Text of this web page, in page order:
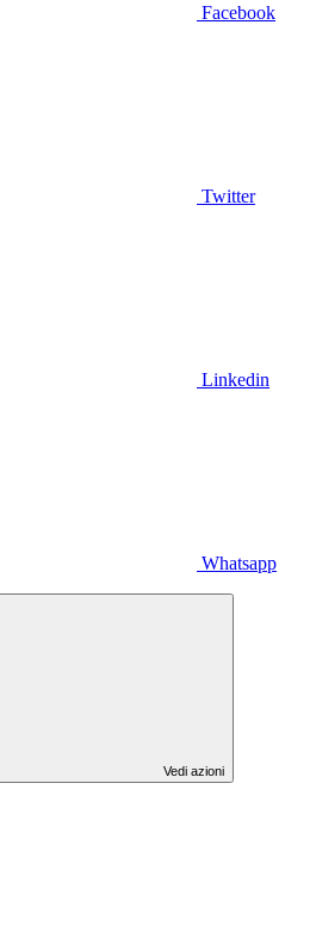
Facebook
Twitter
Linkedin
Whatsapp
Vedi azioni